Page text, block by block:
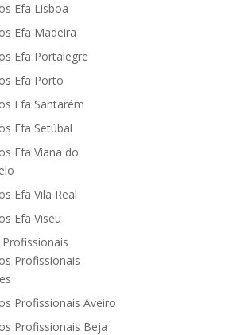
Efa Lisboa
Efa Madeira
Efa Portalegre
Efa Porto
Efa Santarém
Efa Setúbal
Efa Viana do
Efa Vila Real
Efa Viseu
Profissionais
Profissionais
Profissionais Aveiro
Profissionais Beja